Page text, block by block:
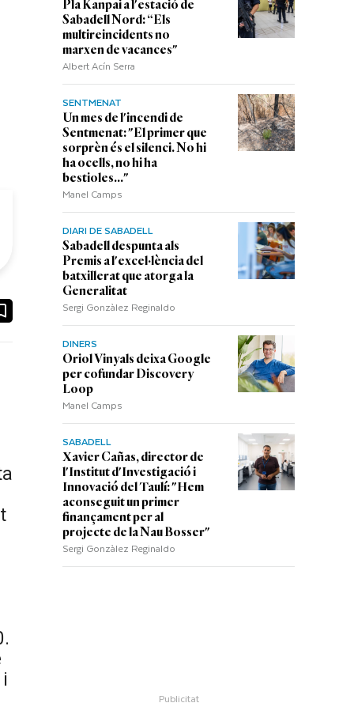
Pla Kanpai a l'estació de
Sabadell Nord: “Els
multireincidents no
marxen de vacances"
Albert Acín Serra
SENTMENAT
Un mes de l'incendi de
Sentmenat: "El primer que
sorprèn és el silenci. No hi
ha ocells, no hi ha
bestioles..."
Manel Camps
DIARI DE SABADELL
Sabadell despunta als
Premis a l'excel·lència del
batxillerat que atorga la
Generalitat
Sergi Gonzàlez Reginaldo
DINERS
Oriol Vinyals deixa Google
per cofundar Discovery
Loop
Manel Camps
SABADELL
Xavier Cañas, director de
l'Institut d'Investigació i
Innovació del Taulí: "Hem
aconseguit un primer
finançament per al
projecte de la Nau Bosser"
Sergi Gonzàlez Reginaldo